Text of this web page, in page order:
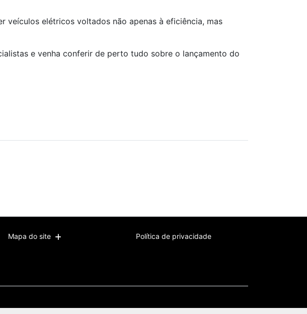
veículos elétricos voltados não apenas à eficiência, mas
e venha conferir de perto tudo sobre o lançamento do
Mapa do site Política de privacidade